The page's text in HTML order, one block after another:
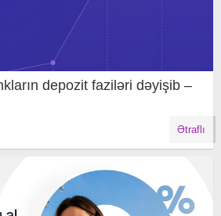
depozit faziləri dəyişib –
Ətraflı